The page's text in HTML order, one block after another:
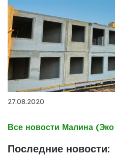
27.08.2020
Все новости Малина
Последние новости: